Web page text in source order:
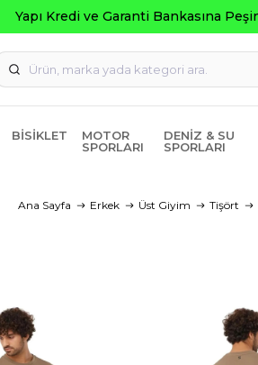
BISIKLET
MOTOR
SPORLARI
DENIZ & SU
SPORLARI
Ana Sayfa Erkek Üst Giyim Tişört